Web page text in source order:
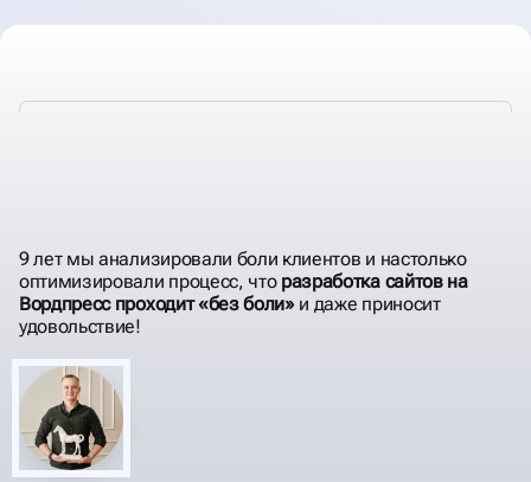
CMS WORDPRESS
9 лет мы анализировали боли клиентов и настолько
оптимизировали процесс, что разработка сайтов на
Вордпресс проходит «без боли»и даже приносит
удовольствие!